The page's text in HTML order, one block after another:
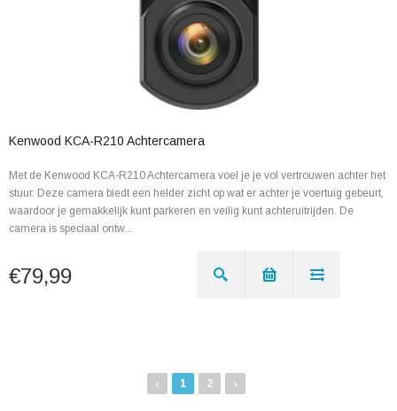
Kenwood KCA-R210 Achtercamera
Met de Kenwood KCA-R210 Achtercamera voel je je vol vertrouwen achter het
stuur. Deze camera biedt een helder zicht op wat er achter je voertuig gebeurt,
waardoor je gemakkelijk kunt parkeren en veilig kunt achteruitrijden. De
camera is speciaal ontw...
€79,99
‹ 1 2 ›